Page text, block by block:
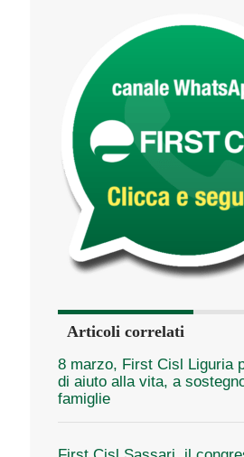
Articoli correlati
8 marzo, First Cisl Liguria
di aiuto alla vita, a
famiglie